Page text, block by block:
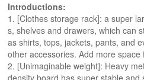
Introductions:
1. [Clothes storage rack]: a super
s, shelves and drawers, which can
as shirts, tops, jackets, pants, and
other accessories. Add more space
2. [Unimaginable weight]: Heavy
density board has super stable and